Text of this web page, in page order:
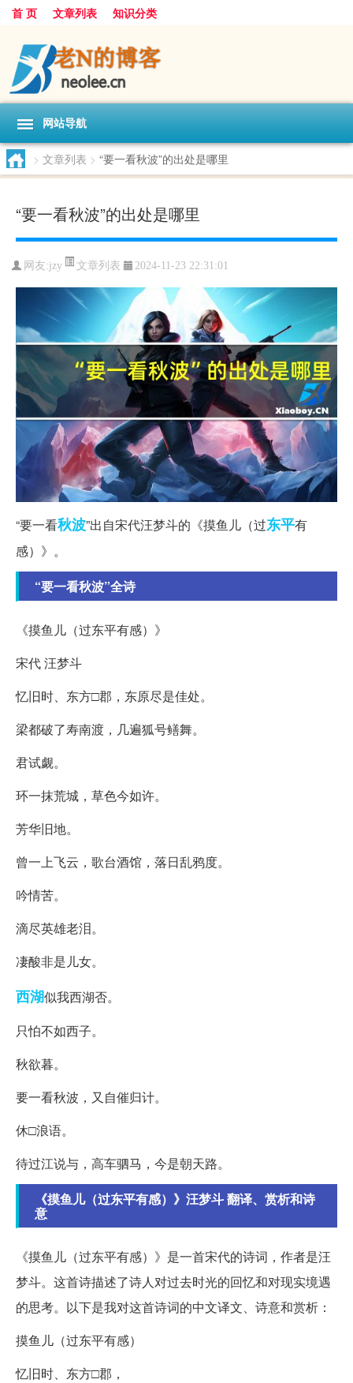
首 页 文章列表 知识分类
网站导航
> 文章列表 > “要一看秋波”的出处是哪里
“要一看秋波”的出处是哪里
网友:jzy 文章列表 2024-11-23 22:31:01
“要一看秋波”出自宋代汪梦斗的《摸鱼儿（过东平有
感）》。
“要一看秋波”全诗
《摸鱼儿（过东平有感）》
宋代 汪梦斗
忆旧时、东方□郡，东原尽是佳处。
梁都破了寿南渡，几遍狐号鳝舞。
君试觑。
环一抹荒城，草色今如许。
芳华旧地。
曾一上飞云，歌台酒馆，落日乱鸦度。
吟情苦。
滴尽英雄老泪。
凄酸非是儿女。
西湖似我西湖否。
只怕不如西子。
秋欲暮。
要一看秋波，又自催归计。
休□浪语。
待过江说与，高车驷马，今是朝天路。
《摸鱼儿（过东平有感）》汪梦斗 翻译、赏析和诗
意
《摸鱼儿（过东平有感）》是一首宋代的诗词，作者是汪
梦斗。这首诗描述了诗人对过去时光的回忆和对现实境遇
的思考。以下是我对这首诗词的中文译文、诗意和赏析：
摸鱼儿（过东平有感）
忆旧时、东方□郡，